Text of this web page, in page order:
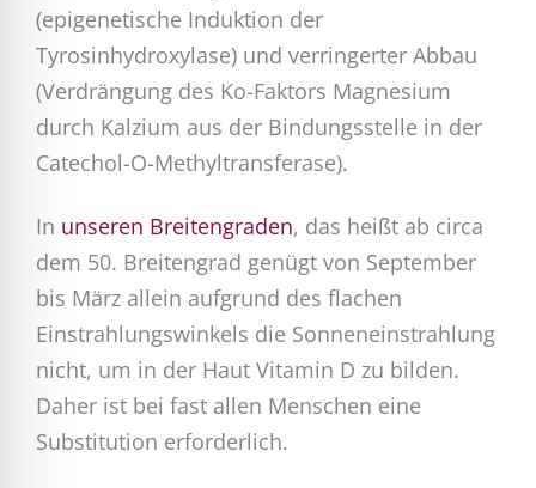
(epigenetische Induktion der
Tyrosinhydroxylase) und verringerter Abbau
(Verdrängung des Ko-Faktors Magnesium
durch Kalzium aus der Bindungsstelle in der
Catechol-O-Methyltransferase).
In unseren Breitengraden, das heißt ab circa
dem 50. Breitengrad genügt von September
bis März allein aufgrund des flachen
Einstrahlungswinkels die Sonneneinstrahlung
nicht, um in der Haut Vitamin D zu bilden.
Daher ist bei fast allen Menschen eine
Substitution erforderlich.